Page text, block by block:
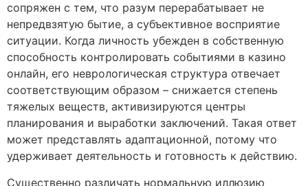
сопряжен с тем, что разум перерабатывает не
непредвзятую бытие, а субъективное восприятие
ситуации. Когда личность убежден в собственную
способность контролировать событиями в казино
онлайн, его неврологическая структура отвечает
соответствующим образом – снижается степень
тяжелых веществ, активизируются центры
планирования и выработки заключений. Такая ответ
может представлять адаптационной, потому что
удерживает деятельность и готовность к действию.
Существенно различать нормальную иллюзию